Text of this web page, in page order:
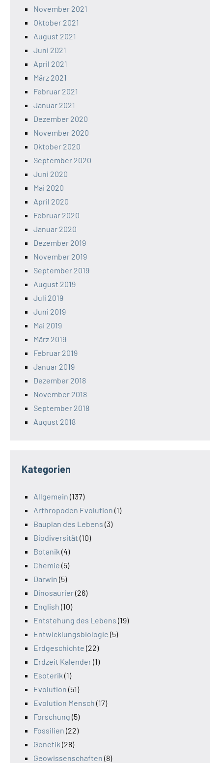
November 2021
Oktober 2021
August 2021
Juni 2021
April 2021
März 2021
Februar 2021
Januar 2021
Dezember 2020
November 2020
Oktober 2020
September 2020
Juni 2020
Mai 2020
April 2020
Februar 2020
Januar 2020
Dezember 2019
November 2019
September 2019
August 2019
Juli 2019
Juni 2019
Mai 2019
März 2019
Februar 2019
Januar 2019
Dezember 2018
November 2018
September 2018
August 2018
Kategorien
Allgemein (137)
Arthropoden Evolution (1)
Bauplan des Lebens (3)
Biodiversität (10)
Botanik (4)
Chemie (5)
Darwin (5)
Dinosaurier(26)
English (10)
Entstehung des Lebens (19)
Entwicklungsbiologie (5)
Erdgeschichte (22)
Erdzeit Kalender(1)
Esoterik (1)
Evolution (51)
Evolution Mensch (17)
Forschung (5)
Fossilien (22)
Genetik (28)
Geowissenschaften (8)